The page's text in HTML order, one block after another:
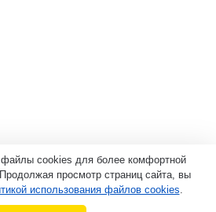
файлы cookies для более комфортной
просмотр страниц сайта, вы
использования файлов cookies.